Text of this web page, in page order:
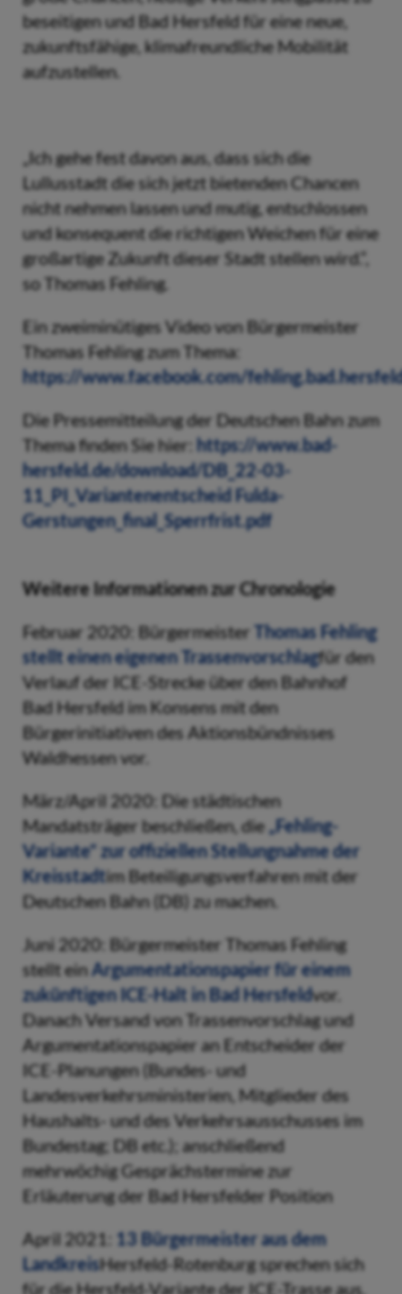
beseitigen und Bad Hersfeld für eine neue,
zukunftsfähige, klimafreundliche Mobilität
aufzustellen.
„Ich gehe fest davon aus, dass sich die
Lullusstadt die sich jetzt bietenden Chancen
nicht nehmen lassen und mutig, entschlossen
und konsequent die richtigen Weichen für eine
großartige Zukunft dieser Stadt stellen wird.“,
so Thomas Fehling.
Ein zweiminütiges Video von Bürgermeister
Thomas Fehling zum Thema:
https://www.facebook.com/
Die Pressemitteilung der Deutschen Bahn zum
Thema finden Sie hier: https://www.bad-
hersfeld.de/download/DB_22-03-
11_PI_Variantenentscheid Fulda-
Gerstungen_final_Sperrfrist.pdf
Weitere Informationen zur Chronologie
Februar 2020: Bürgermeister Thomas Fehling
stellt einen eigenen Trassenvorschlagfür den
Verlauf der ICE-Strecke über den Bahnhof
Bad Hersfeld im Konsens mit den
Bürgerinitiativen des Aktionsbündnisses
Waldhessen vor.
März/April 2020: Die städtischen
Mandatsträger beschließen, die „Fehling-
Variante“ zur offiziellen Stellungnahme der
Kreisstadtim Beteiligungsverfahren mit der
Deutschen Bahn (DB) zu machen.
Juni 2020: Bürgermeister Thomas Fehling
stellt einArgumentationspapier für einem
zukünftigen ICE-Halt in Bad Hersfeldvor.
Danach Versand von Trassenvorschlag und
Argumentationspapier an Entscheider der
ICE-Planungen (Bundes- und
Landesverkehrsministerien, Mitglieder des
Haushalts- und des Verkehrsausschusses im
Bundestag; DB etc.); anschließend
mehrwöchig Gesprächstermine zur
Erläuterung der Bad Hersfelder Position
April 2021: 13 Bürgermeister aus dem
LandkreisHersfeld-Rotenburg sprechen sich
für die Hersfeld-Variante der ICE-Trasse aus.